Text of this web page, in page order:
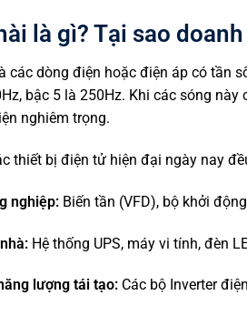
là gì? Tại sao
các dòng điện hoặc điện áp có tần
bậc 5 là 250Hz. Khi các sóng
nghiêm trọng.
thiết bị điện tử hiện đại ngày nay
nghiệp:Biến tần (VFD), bộ khởi
Hệ thống UPS, máy vi tính, đèn
lượng tái tạo:Các bộ Inverter